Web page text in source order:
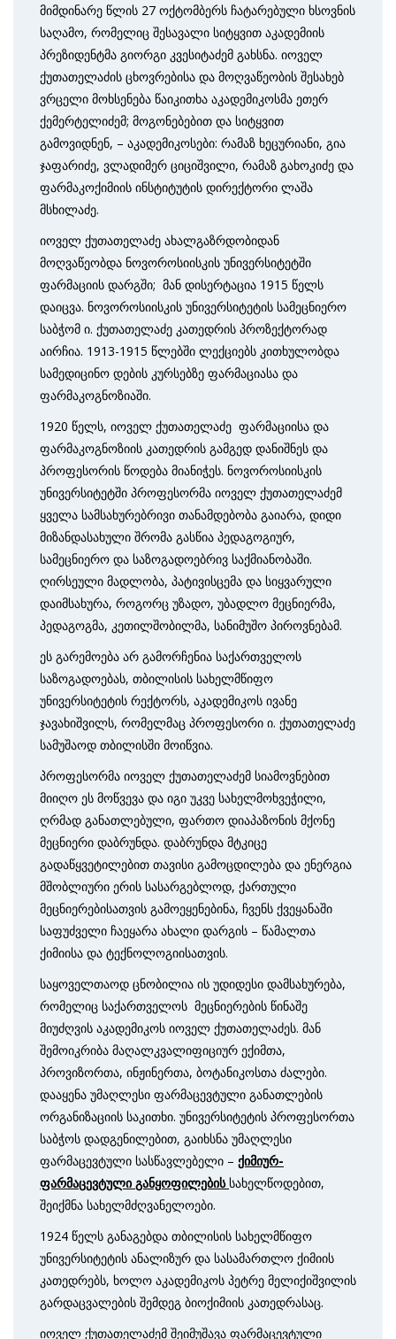
მიმდინარე წლის 27 ოქტომბერს ჩატარებული ხსოვნის
საღამო, რომელიც შესავალი სიტყვით აკადემიის
პრეზიდენტმა გიორგი კვესიტაძემ გახსნა. იოველ
ქუთათელაძის ცხოვრებისა და მოღვაწეობის შესახებ
ვრცელი მოხსენება წაიკითხა აკადემიკოსმა ეთერ
ქემერტელიძემ; მოგონებებით და სიტყვით
გამოვიდნენ, – აკადემიკოსები: რამაზ ხეცურიანი, გია
ჯაფარიძე, ვლადიმერ ციციშვილი, რამაზ გახოკიძე და
ფარმაკოქიმიის ინსტიტუტის დირექტორი ლაშა
მსხილაძე.
იოველ ქუთათელაძე ახალგაზრდობიდან
მოღვაწეობდა ნოვოროსიისკის უნივერსიტეტში
ფარმაციის დარგში; მან დისერტაცია 1915 წელს
დაიცვა. ნოვოროსიისკის უნივერსიტეტის სამეცნიერო
საბჭომ ი. ქუთათელაძე კათედრის პროზექტორად
აირჩია. 1913-1915 წლებში ლექციებს კითხულობდა
სამედიცინო დების კურსებზე ფარმაციასა და
ფარმაკოგნოზიაში.
1920 წელს, იოველ ქუთათელაძე ფარმაციისა და
ფარმაკოგნოზიის კათედრის გამგედ დანიშნეს და
პროფესორის წოდება მიანიჭეს. ნოვოროსიისკის
უნივერსიტეტში პროფესორმა იოველ ქუთათელაძემ
ყველა სამსახურებრივი თანამდებობა გაიარა, დიდი
მიზანდასახული შრომა გასწია პედაგოგიურ,
სამეცნიერო და საზოგადოებრივ საქმიანობაში.
ღირსეული მადლობა, პატივისცემა და სიყვარული
დაიმსახურა, როგორც უზადო, უბადლო მეცნიერმა,
პედაგოგმა, კეთილშობილმა, სანიმუშო პიროვნებამ.
ეს გარემოება არ გამორჩენია საქართველოს
საზოგადოებას, თბილისის სახელმწიფო
უნივერსიტეტის რექტორს, აკადემიკოს ივანე
ჯავახიშვილს, რომელმაც პროფესორი ი. ქუთათელაძე
სამუშაოდ თბილისში მოიწვია.
პროფესორმა იოველ ქუთათელაძემ სიამოვნებით
მიიღო ეს მოწვევა და იგი უკვე სახელმოხვეჭილი,
ღრმად განათლებული, ფართო დიაპაზონის მქონე
მეცნიერი დაბრუნდა. დაბრუნდა მტკიცე
გადაწყვეტილებით თავისი გამოც­დილება და ენერგია
მშობლიური ერის სასარგებლოდ, ქართული
მეცნიერებისათვის გამოეყენებინა, ჩვენს ქვეყანაში
საფუძველი ჩაეყარა ახალი დარგის – წამალთა
ქიმიისა და ტექნოლოგი­ისათვის.
საყოველთაოდ ცნობილია ის უდიდესი დამსახურება,
რომელიც საქართველოს მეცნიერების წინაშე
მიუძღვის აკადემიკოს იოველ ქუთათელაძეს. მან
შემოიკრიბა მაღალკვალიფიციურ ექიმთა,
პროვიზორთა, ინჟინერთა, ბოტანიკოსთა ძალები.
დააყენა უმაღლესი ფარმაცევტული განათლების
ორგანიზაციის საკითხი. უნივერსიტეტის პროფე­სორთა
საბჭოს დადგენილებით, გაიხსნა უმაღლესი
ფარმაცევტული სასწავლე­ბელი – ქიმიურ-
ფარმაცევტული განყოფილებისსახელწო­დებით,
შეიქმნა სახელმძღვანელოები.
1924 წელს განაგებდა თბილისის სახელმწიფო
უნივერსიტეტის ანალიზურ და სასამართლო ქიმიის
კათედრებს, ხოლო აკადემიკოს პეტრე მელიქიშვილის
გარდაცვალების შემდეგ ბიოქიმიის კათედრასაც.
იოველ ქუთათელაძემ შეიმუშავა ფარმაცევტული